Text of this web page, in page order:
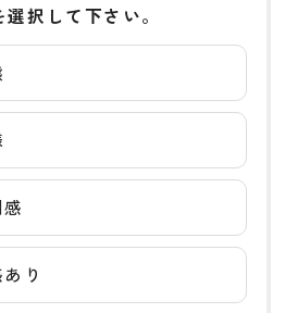
択して下さい。
り